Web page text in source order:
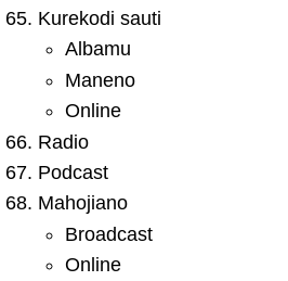
Kurekodi sauti
Albamu
Maneno
Online
Radio
Podcast
Mahojiano
Broadcast
Online